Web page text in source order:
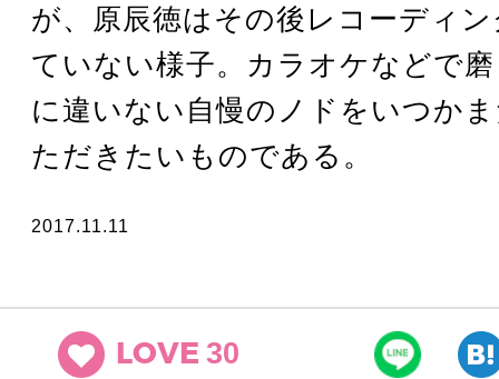
が、原辰徳はその後レコーディ
ていない様子。カラオケなどで
に違いない自慢のノドをいつか
ただきたいものである。
2017.11.11
LOVE 30